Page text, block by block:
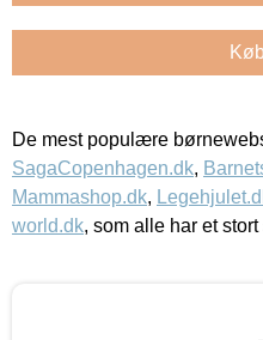
De mest populære
SagaCopenhagen.dk,
Mammashop.dk,
world.dk, som alle har et